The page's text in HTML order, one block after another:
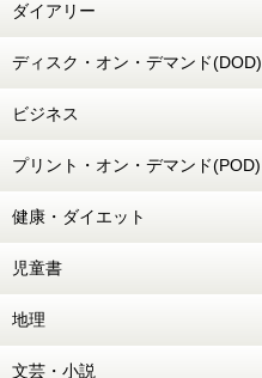
ダイアリー
ディスク・オン・デマンド(DOD)
ビジネス
プリント・オン・デマンド(POD)
健康・ダイエット
児童書
地理
文芸・小説